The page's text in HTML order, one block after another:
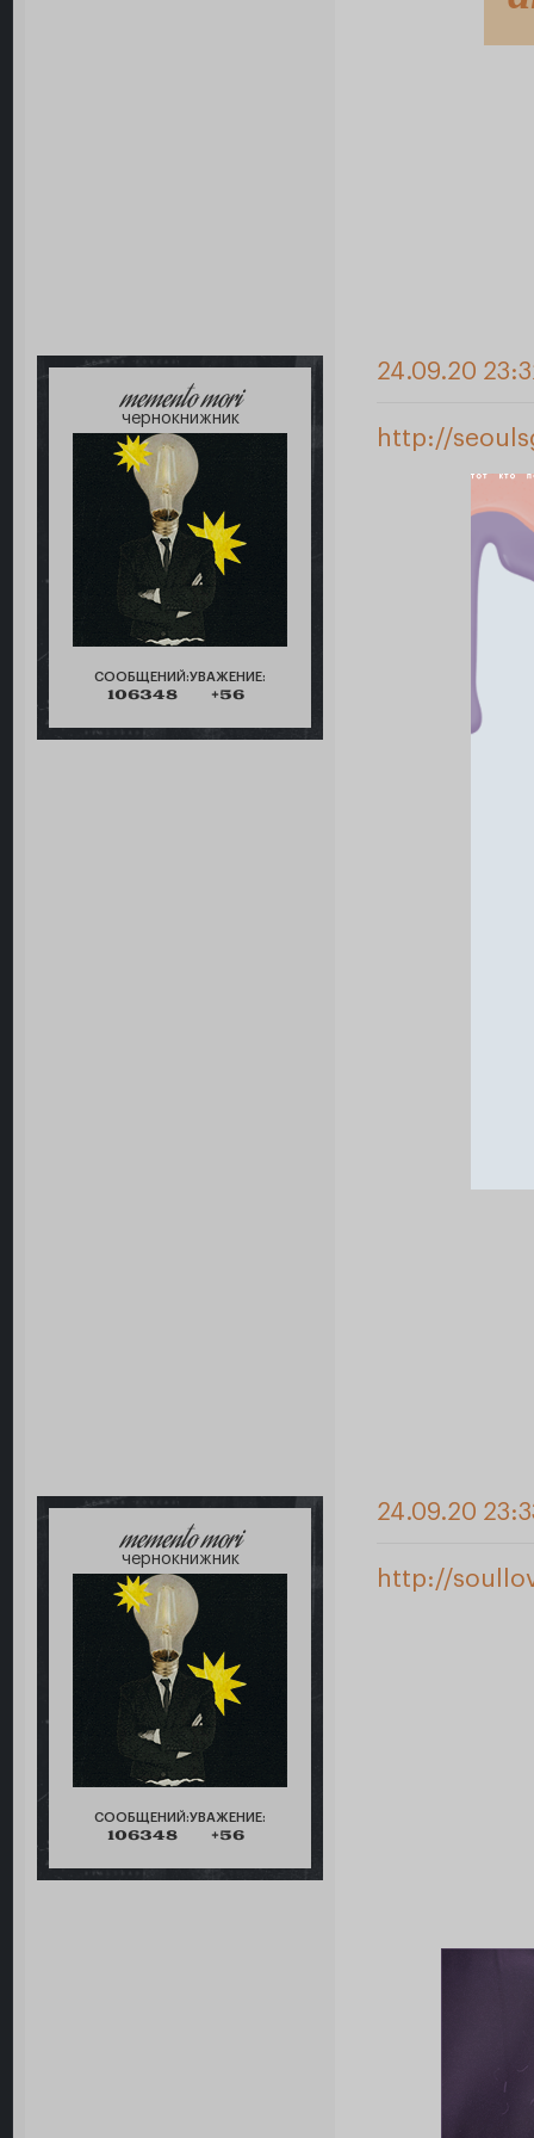
memento mori
чернокнижник
СООБЩЕНИЙ:
106348
УВАЖЕНИЕ:
+56
24.09.20
http://
memento mori
чернокнижник
СООБЩЕНИЙ:
106348
УВАЖЕНИЕ:
+56
24.09.20
http://